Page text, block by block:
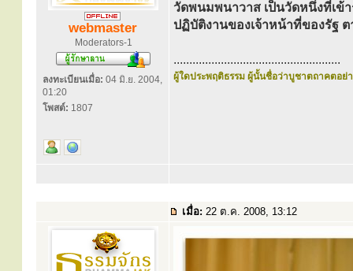
webmaster
Moderators-1
ลงทะเบียนเมื่อ: 04 มิ.ย. 2004,
01:20
โพสต์: 1807
วัดพนมพนาวาส เป็นวัดหนึ่งที่เข้
ปฏิบัติงานของเจ้าหน้าที่ของรัฐ
.....................................................
ผู้ใดประพฤติธรรม ผู้นั้นชื่อว่าบูชาตถาคตอย่า
เมื่อ: 22 ต.ค. 2008, 13:12